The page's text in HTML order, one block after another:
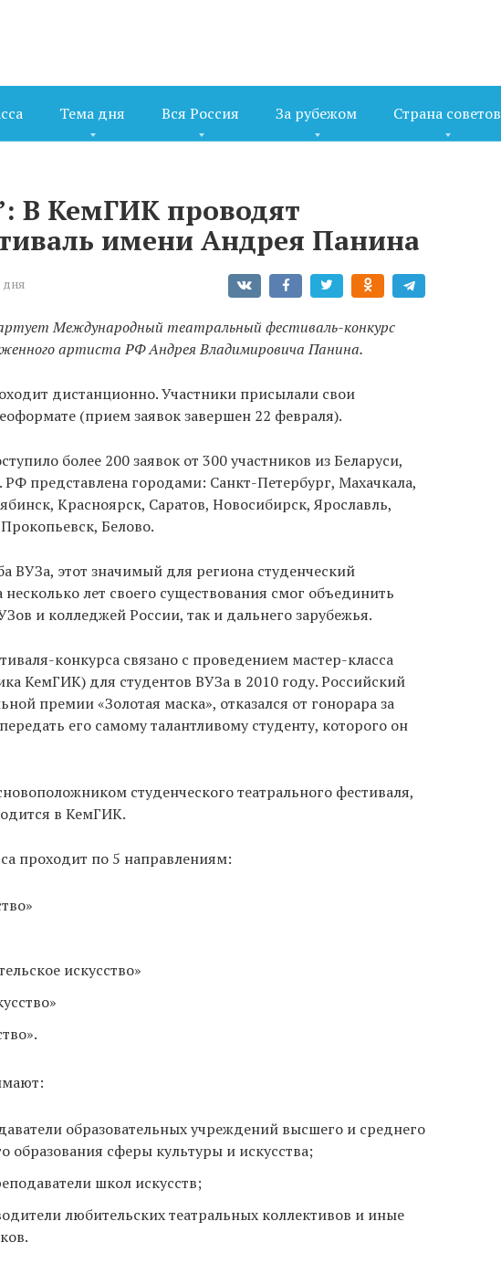
Тема дня Вся Россия За рубежом Страна советов
В КемГИК проводят
имени Андрея Панина
Международный театральный фестиваль-конкурс
артиста РФ Андрея Владимировича Панина.
дистанционно. Участники присылали свои
(прием заявок завершен 22 февраля).
более 200 заявок от 300 участников из Беларуси,
представлена городами: Санкт-Петербург, Махачкала,
Красноярск, Саратов, Новосибирск, Ярославль,
Белово.
ВУЗа, этот значимый для региона студенческий
лет своего существования смог объединить
и колледжей России, так и дальнего зарубежья.
конкурса связано с проведением мастер-класса
КемГИК) для студентов ВУЗа в 2010 году. Российский
премии «Золотая маска», отказался от гонорара за
его самому талантливому студенту, которого он
студенческого театрального фестиваля,
в КемГИК.
проходит по 5 направлениям:
искусство»
образовательных учреждений высшего и среднего
образования сферы культуры и искусства;
школ искусств;
любительских театральных коллективов и иные